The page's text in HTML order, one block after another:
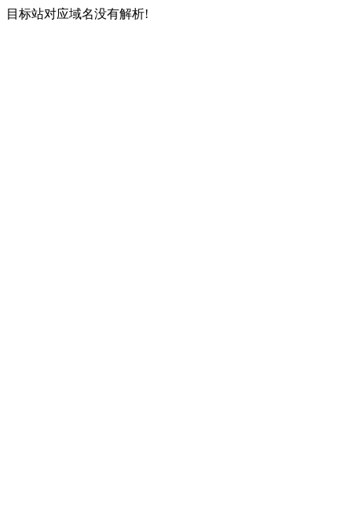
目标站对应域名没有解析!